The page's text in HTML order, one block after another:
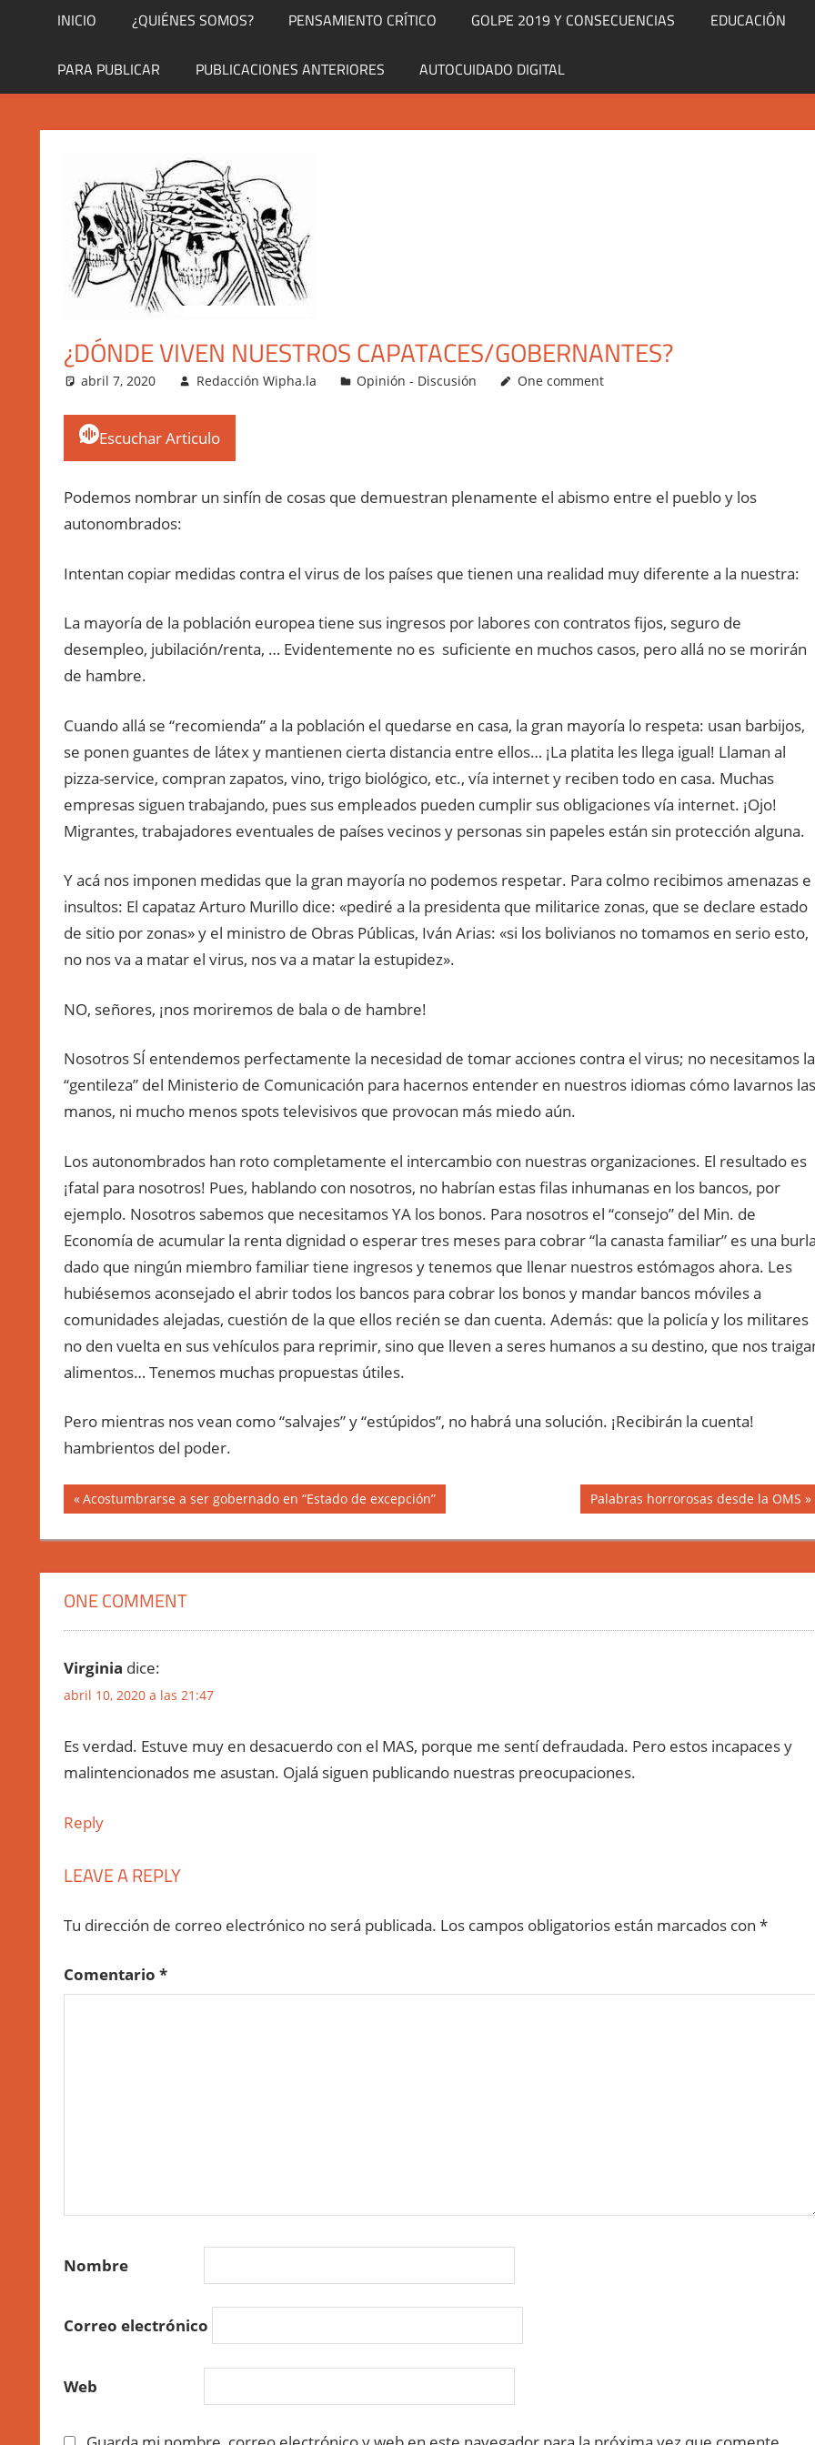
INICIO ¿QUIÉNES SOMOS? PENSAMIENTO CRÍTICO GOLPE 2019 Y CONSECUENCIAS EDUCACIÓN
PARA PUBLICAR PUBLICACIONES ANTERIORES AUTOCUIDADO DIGITAL
¿DÓNDE VIVEN NUESTROS CAPATACES/GOBERNANTES?
abril 7, 2020 Redacción Wipha.la Opinión - Discusión One comment
Escuchar Articulo
Podemos nombrar un sinfín de cosas que demuestran plenamente el abismo entre el pueblo y los
autonombrados:
Intentan copiar medidas contra el virus de los países que tienen una realidad muy diferente a la nuestra:
La mayoría de la población europea tiene sus ingresos por labores con contratos fijos, seguro de
desempleo, jubilación/renta, … Evidentemente no es suficiente en muchos casos, pero allá no se morirán
de hambre.
Cuando allá se “recomienda” a la población el quedarse en casa, la gran mayoría lo respeta: usan barbijos,
se ponen guantes de látex y mantienen cierta distancia entre ellos… ¡La platita les llega igual! Llaman al
pizza-service, compran zapatos, vino, trigo biológico, etc., vía internet y reciben todo en casa. Muchas
empresas siguen trabajando, pues sus empleados pueden cumplir sus obligaciones vía internet. ¡Ojo!
Migrantes, trabajadores eventuales de países vecinos y personas sin papeles están sin protección alguna.
Y acá nos imponen medidas que la gran mayoría no podemos respetar. Para colmo recibimos amenazas e
insultos: El capataz Arturo Murillo dice: «pediré a la presidenta que militarice zonas, que se declare estado
de sitio por zonas» y el ministro de Obras Públicas, Iván Arias: «si los bolivianos no tomamos en serio esto,
no nos va a matar el virus, nos va a matar la estupidez».
NO, señores, ¡nos moriremos de bala o de hambre!
Nosotros SÍ entendemos perfectamente la necesidad de tomar acciones contra el virus; no necesitamos la
“gentileza” del Ministerio de Comunicación para hacernos entender en nuestros idiomas cómo lavarnos las
manos, ni mucho menos spots televisivos que provocan más miedo aún.
Los autonombrados han roto completamente el intercambio con nuestras organizaciones. El resultado es
¡fatal para nosotros! Pues, hablando con nosotros, no habrían estas filas inhumanas en los bancos, por
ejemplo. Nosotros sabemos que necesitamos YA los bonos. Para nosotros el “consejo” del Min. de
Economía de acumular la renta dignidad o esperar tres meses para cobrar “la canasta familiar” es una
dado que ningún miembro familiar tiene ingresos y tenemos que llenar nuestros estómagos ahora. Les
hubiésemos aconsejado el abrir todos los bancos para cobrar los bonos y mandar bancos móviles a
comunidades alejadas, cuestión de la que ellos recién se dan cuenta. Además: que la policía y los militares
no den vuelta en sus vehículos para reprimir, sino que lleven a seres humanos a su destino, que nos
alimentos… Tenemos muchas propuestas útiles.
Pero mientras nos vean como “salvajes” y “estúpidos”, no habrá una solución. ¡Recibirán la cuenta!
hambrientos del poder.
Navegación
de
entradas
Previous
Post:
Acostumbrarse a ser gobernado en “Estado de excepción”
Next
Post:
Palabras horrorosas desde la OMS
ONE COMMENT
Virginia dice:
abril 10, 2020 a las 21:47
Es verdad. Estuve muy en desacuerdo con el MAS, porque me sentí defraudada. Pero estos incapaces y
malintencionados me asustan. Ojalá siguen publicando nuestras preocupaciones.
Reply
LEAVE A REPLY
Tu dirección de correo electrónico no será publicada. Los campos obligatorios están marcados con *
Comentario *
Nombre
Correo electrónico
Web